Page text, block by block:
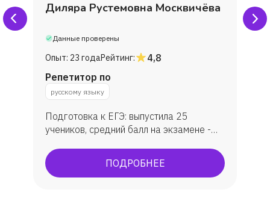
Георгий
Светлана
Якуб
Мария
Иван
Диляра Рустемовна Москвичёва
Данные проверены
Опыт: 23 годаРейтинг:
4,8
Репетитор по
русскому языку
Подготовка к ЕГЭ: выпустила 25
учеников, средний балл на экзамене -
учениками, средняя оценка - 4.
Подготовка к олимпиадам:
ПОДРОБНЕЕ